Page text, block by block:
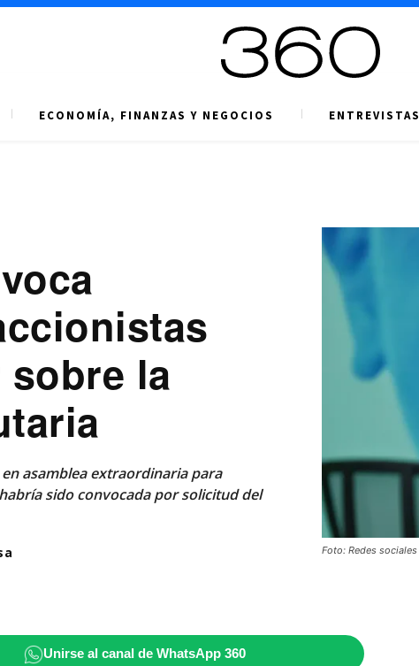
ECONOMÍA, FINANZAS Y NEGOCIOS ENTREVISTAS
la
asamblea extraordinaria para
sido convocada por solicitud del
Foto: Redes sociales
Unirse al canal de WhatsApp 360